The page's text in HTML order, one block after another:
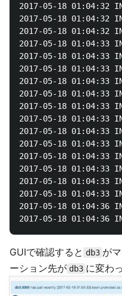
2017-05-18 01:04:32
2017-05-18 01:04:32
2017-05-18 01:04:32
2017-05-18 01:04:33
2017-05-18 01:04:33
2017-05-18 01:04:33
2017-05-18 01:04:33
2017-05-18 01:04:33
2017-05-18 01:04:33
2017-05-18 01:04:33
2017-05-18 01:04:33
2017-05-18 01:04:33
2017-05-18 01:04:33
2017-05-18 01:04:33
2017-05-18 01:04:33
2017-05-18 01:04:33
2017-05-18 01:04:36
GUIで確認すると db3 が
ーション先が db3 に変わ